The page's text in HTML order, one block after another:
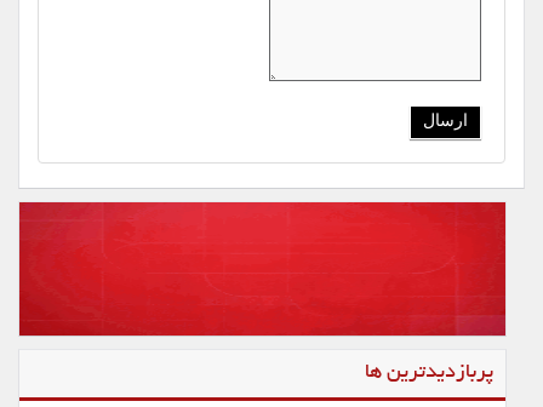
پربازدیدترین ها